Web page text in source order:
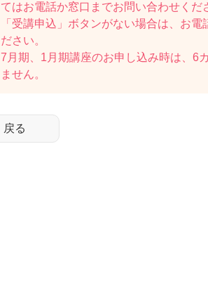
てはお電話か窓口までお問い合わせくだ
「受講申込」ボタンがない場合は、お電
ださい。
7月期、1月期講座のお申し込み時は、6
ません。